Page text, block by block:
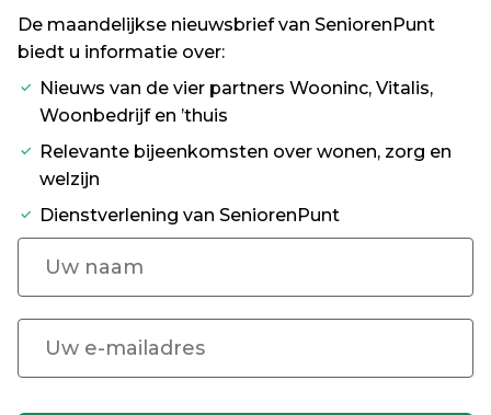
De maandelijkse nieuwsbrief van SeniorenPunt
biedt u informatie over:
Nieuws van de vier partners Wooninc, Vitalis,
Woonbedrijf en ’thuis
Relevante bijeenkomsten over wonen, zorg en
welzijn
Dienstverlening van SeniorenPunt